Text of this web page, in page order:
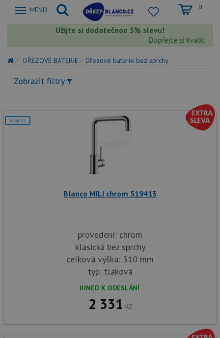
Zobrazit
MENU 0
Užijte si dodatečnou 5% slevu!
Dopřejte si kvalitu
DŘEZOVÉ BATERIE Dřezové baterie bez sprchy
Zobrazit filtry
V SETU
Blanco MILI chrom 519413
provedení: chrom
klasická bez sprchy
celková výška: 310 mm
typ: tlaková
IHNED K ODESLÁNÍ
2 331 Kč